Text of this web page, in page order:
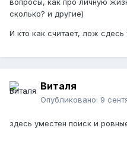
сколько? и другие)
И кто как считает, лож
Виталя
Опубликовано: 9
здесь уместен поиск и